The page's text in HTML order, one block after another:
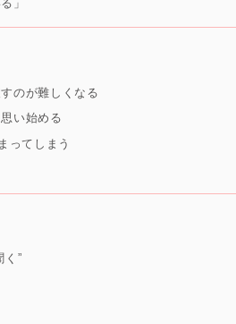
」
のが難しくなる
い始める
ってしまう
く”